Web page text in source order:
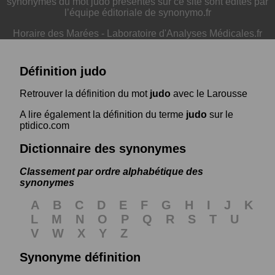
l’équipe éditoriale de synonymo.fr
Horaire des Marées - Laboratoire d'Analyses Médicales.fr
Définition judo
Retrouver la définition du mot judo avec le Larousse
A lire également la définition du terme judo sur le
ptidico.com
Dictionnaire des synonymes
Classement par ordre alphabétique des
synonymes
A B C D E F G H I J
K
L
M N O P Q R S T
U
V
W X Y
Z
Synonyme définition